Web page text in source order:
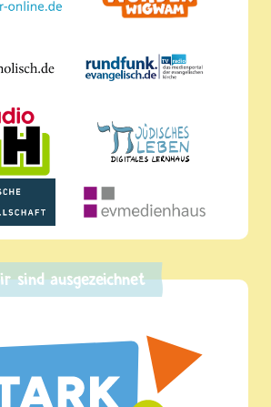
sind ausgezeichnet